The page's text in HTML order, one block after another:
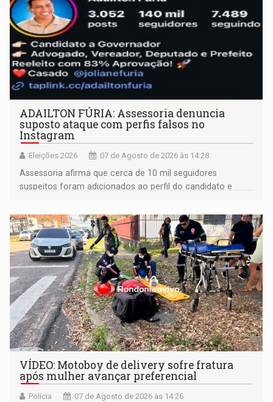
ADAILTON FÚRIA: Assessoria denuncia
suposto ataque com perfis falsos no
Instagram
Eleições 2026 07 de Agosto de 2026 às 14:28
Assessoria afirma que cerca de 10 mil seguidores
suspeitos foram adicionados ao perfil do candidato e
remover as contas
VÍDEO: Motoboy de delivery sofre fratura
após mulher avançar preferencial
Polícia 07 de Agosto de 2026 às 14:26